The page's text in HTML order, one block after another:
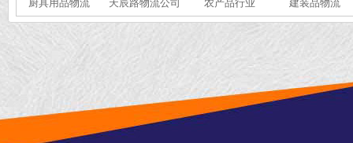
厨具用品物流 天辰路物流公司 农产品行业 建装品物流